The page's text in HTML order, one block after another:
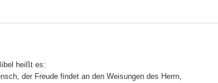
heißt es:
der Freude findet an den Weisungen des Herrn,